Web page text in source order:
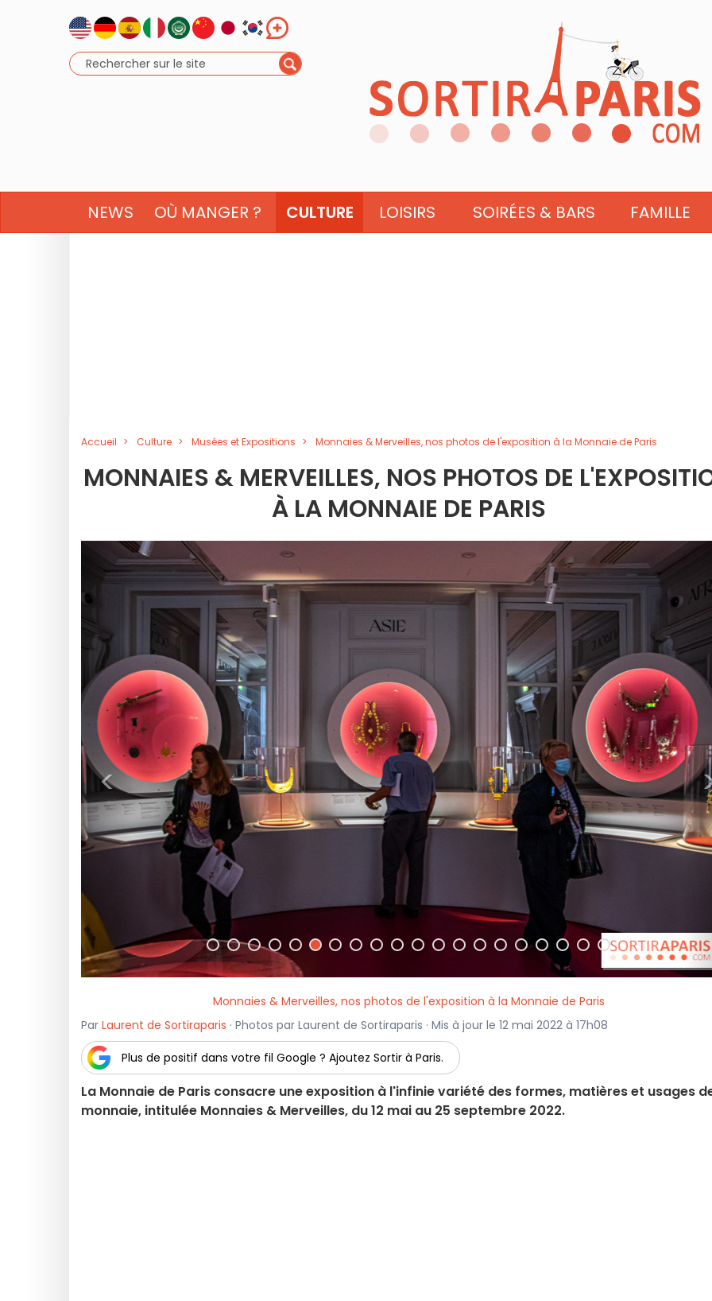
NEWS OÙ MANGER ? CULTURE LOISIRS SOIRÉES & BARS FAMILLE
Accueil Culture Musées et Expositions Monnaies & Merveilles, nos photos de l'exposition à la Monnaie de Paris
MONNAIES & MERVEILLES, NOS PHOTOS DE
À LA MONNAIE DE PARIS
<
Monnaies & Merveilles, nos photos de l'exposition à la Monnaie de Paris
Par Laurent de Sortiraparis · Photos par Laurent de Sortiraparis · Mis à jour le 12 mai 2022 à 17h08
Plus de positif dans votre fil Google ? Ajoutez Sortir à Paris.
La Monnaie de Paris consacre une exposition à l'infinie variété des formes, matières et usages
monnaie, intitulée Monnaies & Merveilles, du 12 mai au 25 septembre 2022.